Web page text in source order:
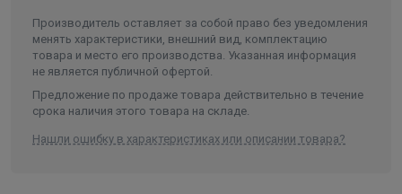
Производитель оставляет за собой право без уведомления
менять характеристики, внешний вид, комплектацию
товара и место его производства. Указанная информация
не является публичной офертой.
Предложение по продаже товара действительно в течение
срока наличия этого товара на складе.
Нашли ошибку в характеристиках или описании товара?